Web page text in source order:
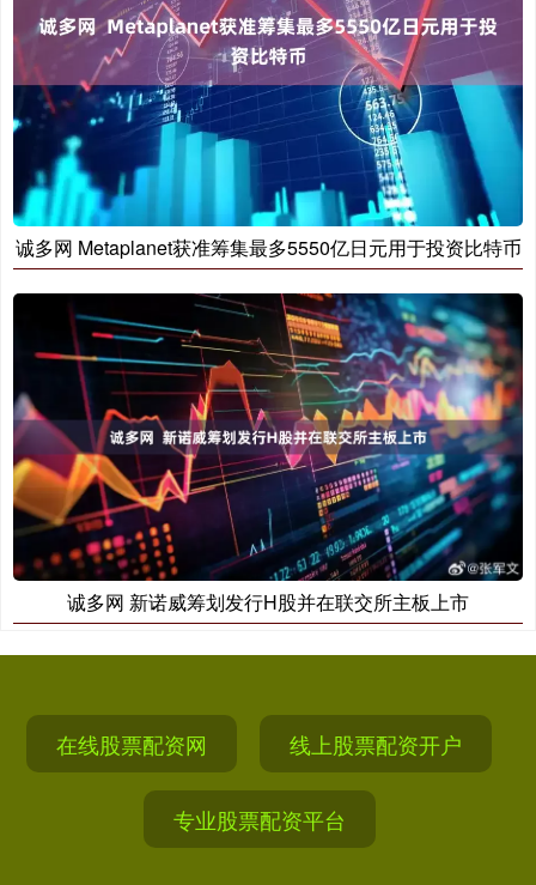
诚多网 Metaplanet获准筹集最多5550亿日元用于投资比特币
诚多网 新诺威筹划发行H股并在联交所主板上市
在线股票配资网 线上股票配资开户
专业股票配资平台